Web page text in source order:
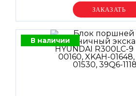
Уточняйте цену
В наличии